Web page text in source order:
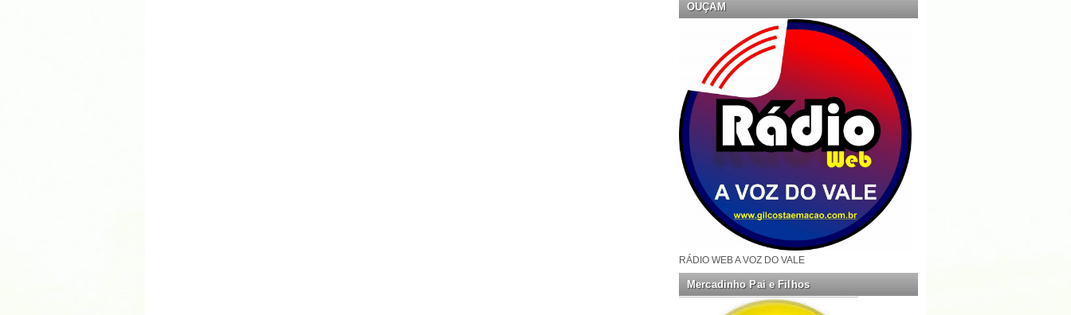
OUÇAM
RÁDIO WEB A VOZ DO VALE
Mercadinho Pai e Filhos